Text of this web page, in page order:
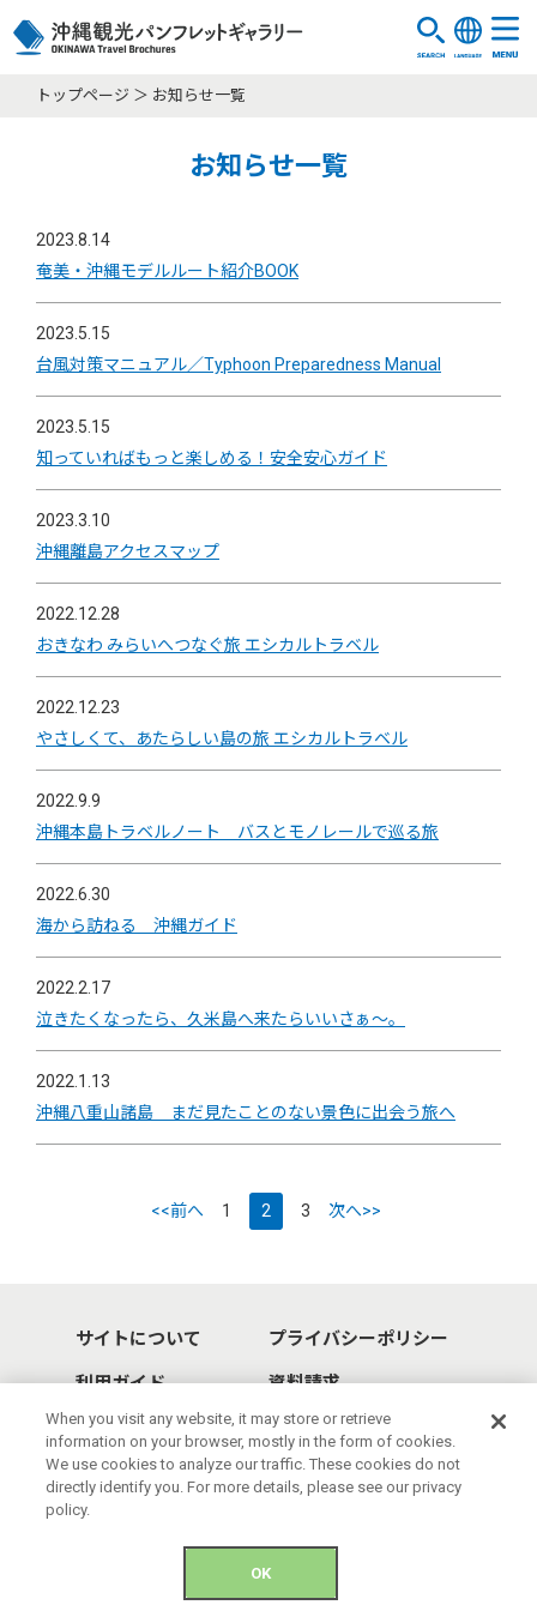
トップページ お知らせ一覧
お知らせ一覧
2023.8.14
奄美・沖縄モデルルート紹介BOOK
2023.5.15
台風対策マニュアル／Typhoon Preparedness Manual
2023.5.15
知っていればもっと楽しめる！安全安心ガイド
2023.3.10
沖縄離島アクセスマップ
2022.12.28
おきなわ みらいへつなぐ旅 エシカルトラベル
2022.12.23
やさしくて、あたらしい島の旅 エシカルトラベル
2022.9.9
沖縄本島トラベルノート バスとモノレールで巡る旅
2022.6.30
海から訪ねる 沖縄ガイド
2022.2.17
泣きたくなったら、久米島へ来たらいいさぁ～。
2022.1.13
沖縄八重山諸島 まだ見たことのない景色に出会う旅へ
<<前へ 1 2 3 次へ>>
サイトについて プライバシーポリシー
利用ガイド 資料請求
© 2021 Okinawa Convention & Visitors Bureau. All rights reserved.
When you visit any website, it may store or retrieve
information on your browser, mostly in the form of cookies.
We use cookies to analyze our traffic. These cookies do not
directly identify you. For more details, please see our privacy
policy.
OK